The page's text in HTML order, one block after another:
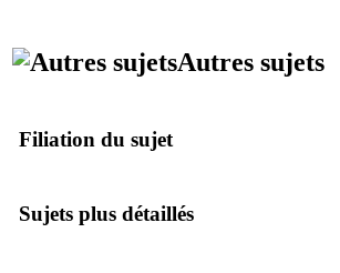
Autres sujets
Filiation du sujet
Sujets plus détaillés